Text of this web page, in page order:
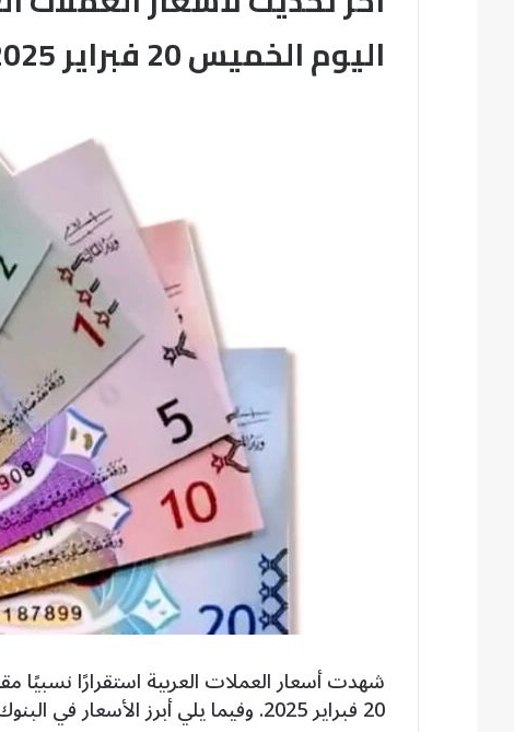
اليوم الخميس 20 فبراير 2025
شهدت أسعار العملات العربية استقرارًا نسبيًا
20 فبراير 2025. وفيما يلي أبرز الأسعار في البنوك المصرية: